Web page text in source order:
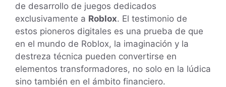
de desarrollo de juegos dedicados
exclusivamente a Roblox. El testimonio de
estos pioneros digitales es una prueba de que
en el mundo de Roblox, la imaginación y la
destreza técnica pueden convertirse en
elementos transformadores, no solo en la lúdica
sino también en el ámbito financiero.